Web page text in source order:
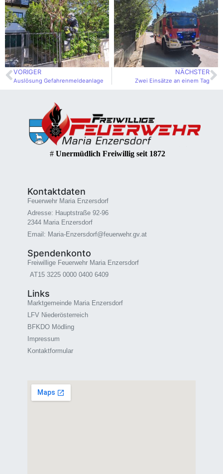
VORIGER
Auslösung Gefahrenmeldeanlage
NÄCHSTER
Zwei Einsätze an einem Tag
# Unermüdlich Freiwillig seit 1872
Kontaktdaten
Feuerwehr Maria Enzersdorf
Adresse: Hauptstraße 92-96
2344 Maria Enzersdorf
Email: Maria-Enzersdorf@feuerwehr.gv.at
Spendenkonto
Freiwillige Feuerwehr Maria Enzersdorf
AT15 3225 0000 0400 6409
Links
Marktgemeinde Maria Enzersdorf
LFV Niederösterreich
BFKDO Mödling
Impressum
Kontaktformular